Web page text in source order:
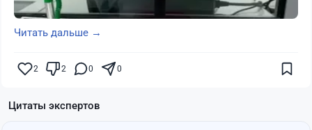
Читать дальше →
2 2 0 0
Цитаты экспертов